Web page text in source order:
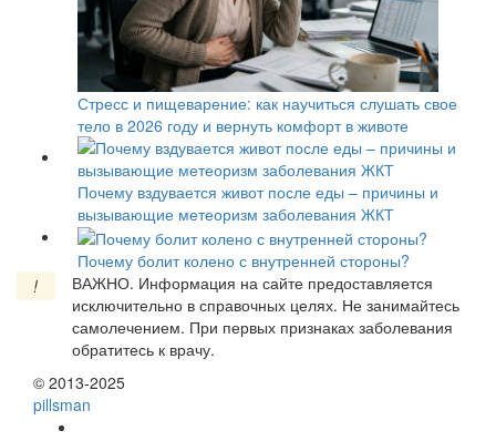
Стресс и пищеварение: как научиться слушать свое
тело в 2026 году и вернуть комфорт в животе
Почему вздувается живот после еды – причины и
вызывающие метеоризм заболевания ЖКТ
Почему болит колено с внутренней стороны?
!
ВАЖНО. Информация на сайте предоставляется
исключительно в справочных целях. Не занимайтесь
самолечением. При первых признаках заболевания
обратитесь к врачу.
© 2013-2025
pillsman